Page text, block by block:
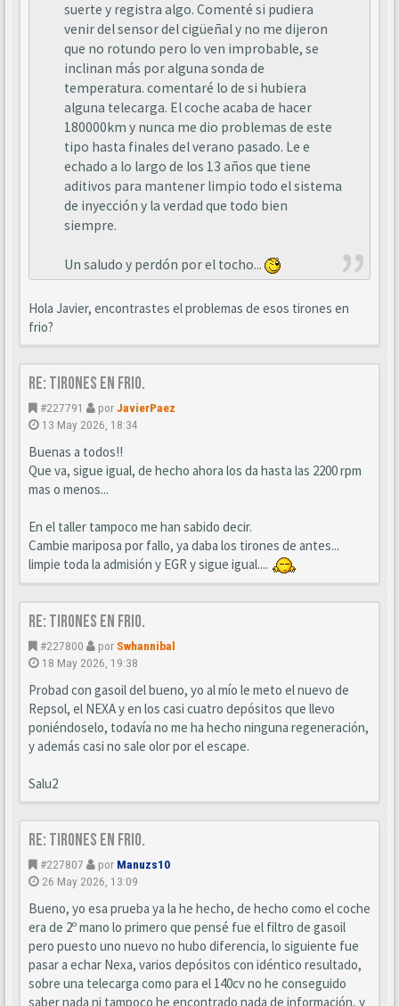
suerte y registra algo. Comenté si pudiera
venir del sensor del cigüeñal y no me dijeron
que no rotundo pero lo ven improbable, se
inclinan más por alguna sonda de
temperatura. comentaré lo de si hubiera
alguna telecarga. El coche acaba de hacer
180000km y nunca me dio problemas de este
tipo hasta finales del verano pasado. Le e
echado a lo largo de los 13 años que tiene
aditivos para mantener limpio todo el sistema
de inyección y la verdad que todo bien
siempre.
Un saludo y perdón por el tocho...
Hola Javier, encontrastes el problemas de esos tirones en
frio?
Re: Tirones en frio.
#227791 porJavierPaez
13 May 2026, 18:34
Buenas a todos!!
Que va, sigue igual, de hecho ahora los da hasta las 2200 rpm
mas o menos...
En el taller tampoco me han sabido decir.
Cambie mariposa por fallo, ya daba los tirones de antes...
limpie toda la admisión y EGR y sigue igual....
Re: Tirones en frio.
#227800 por Swhannibal
18 May 2026, 19:38
Probad con gasoil del bueno, yo al mío le meto el nuevo de
Repsol, el NEXA y en los casi cuatro depósitos que llevo
poniéndoselo, todavía no me ha hecho ninguna regeneración,
y además casi no sale olor por el escape.
Salu2
Re: Tirones en frio.
#227807 por Manuzs10
26 May 2026, 13:09
Bueno, yo esa prueba ya la he hecho, de hecho como el coche
era de 2º mano lo primero que pensé fue el filtro de gasoil
pero puesto uno nuevo no hubo diferencia, lo siguiente fue
pasar a echar Nexa, varios depósitos con idéntico resultado,
sobre una telecarga como para el 140cv no he conseguido
saber nada ni tampoco he encontrado nada de información, y